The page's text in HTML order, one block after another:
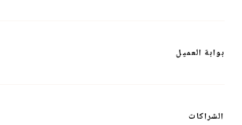
بوابة العميل
الشراكات